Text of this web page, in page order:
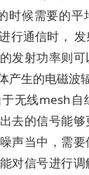
时候需要的平
行通信时，
发射功率则
产生的电磁波
无线mesh自
去的信号能
声当中，需
对信号进行